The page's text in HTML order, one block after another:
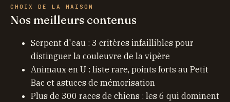
CHOIX DE LA MAISON
Nos meilleurs contenus
Serpent d'eau : 3 critères infaillibles pour
distinguer la couleuvre de la vipère
Animaux en U : liste rare, points forts au Petit
Bac et astuces de mémorisation
Plus de 300 races de chiens : les 6 qui dominent